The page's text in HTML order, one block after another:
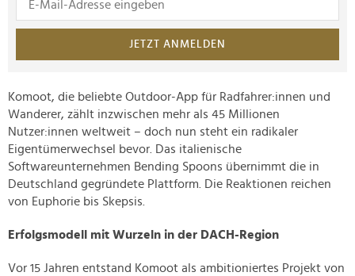
JETZT ANMELDEN
Komoot, die beliebte Outdoor-App für Radfahrer:innen und
Wanderer, zählt inzwischen mehr als 45 Millionen
Nutzer:innen weltweit – doch nun steht ein radikaler
Eigentümerwechsel bevor. Das italienische
Softwareunternehmen Bending Spoons übernimmt die in
Deutschland gegründete Plattform. Die Reaktionen reichen
von Euphorie bis Skepsis.
Erfolgsmodell mit Wurzeln in der DACH-Region
Vor 15 Jahren entstand Komoot als ambitioniertes Projekt von